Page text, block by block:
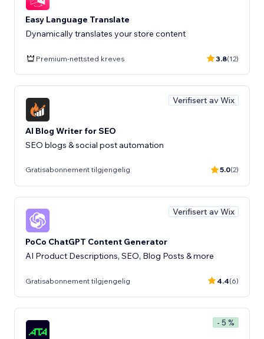
Easy Language Translate
Dynamically translates your store content
Premium-nettsted kreves 3.8(12)
Verifisert av Wix
AI Blog Writer for SEO
SEO blogs & social post automation
Gratisabonnement tilgjengelig 5.0(2)
Verifisert av Wix
PoCo ChatGPT Content Generator
AI Product Descriptions, SEO, Blog Posts & more
Gratisabonnement tilgjengelig 4.4(6)
- 5 %